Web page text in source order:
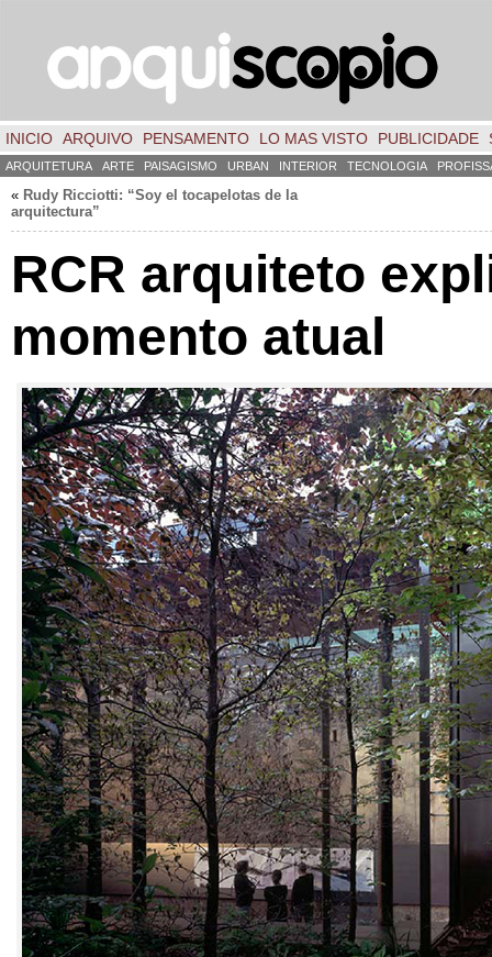
INICIO ARQUIVO PENSAMENTO LO MAS VISTO PUBLICIDADE
ARQUITETURA ARTE PAISAGISMO URBAN INTERIOR TECNOLOGIA
« Rudy Ricciotti: “Soy el tocapelotas de la
arquitectura”
RCR arquiteto
momento atual